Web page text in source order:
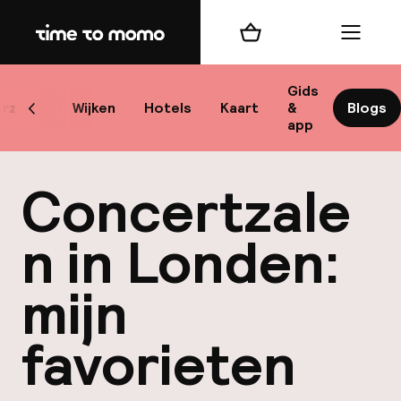
Home
Wijken Hotels Kaart
Gids
&
app
Blogs
Scroll naar links
Winkelmand Menu
Concertzale
n in Londen:
mijn
favorieten